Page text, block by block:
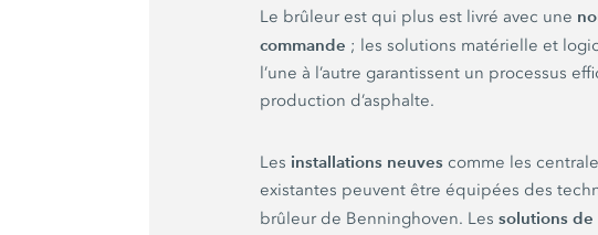
Le brûleur est qui plus est livré avec une
commande ; les solutions matérielle et
l’une à l’autre garantissent un processus
production d’asphalte.
Les installations neuves comme les
existantes peuvent être équipées des
brûleur de Benninghoven. Lessolutions de